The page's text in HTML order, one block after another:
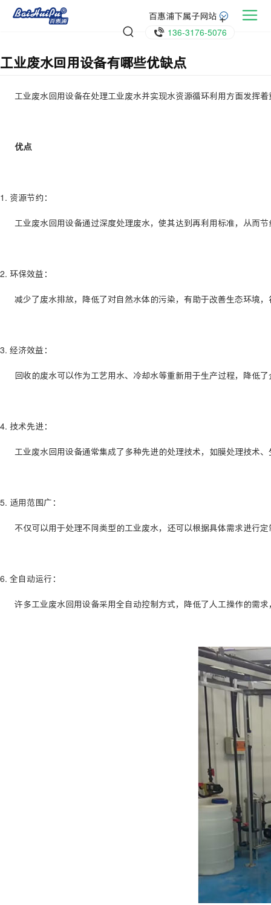
百惠浦下属子网站
136-3176-5076
工业废水回用设备有哪些优缺点
工业废水回用设备在处理工业废水并实现水资源循环利用方面发挥
优点
1. 资源节约：
工业废水回用设备通过深度处理废水，使其达到再利用标准，从而
2. 环保效益：
减少了废水排放，降低了对自然水体的污染，有助于改善生态环境，
3. 经济效益：
回收的废水可以作为工艺用水、冷却水等重新用于生产过程，降低
4. 技术先进：
工业废水回用设备通常集成了多种先进的处理技术，如膜处理技术
5. 适用范围广：
不仅可以用于处理不同类型的工业废水，还可以根据具体需求进行定
6. 全自动运行：
许多工业废水回用设备采用全自动控制方式，降低了人工操作的需求